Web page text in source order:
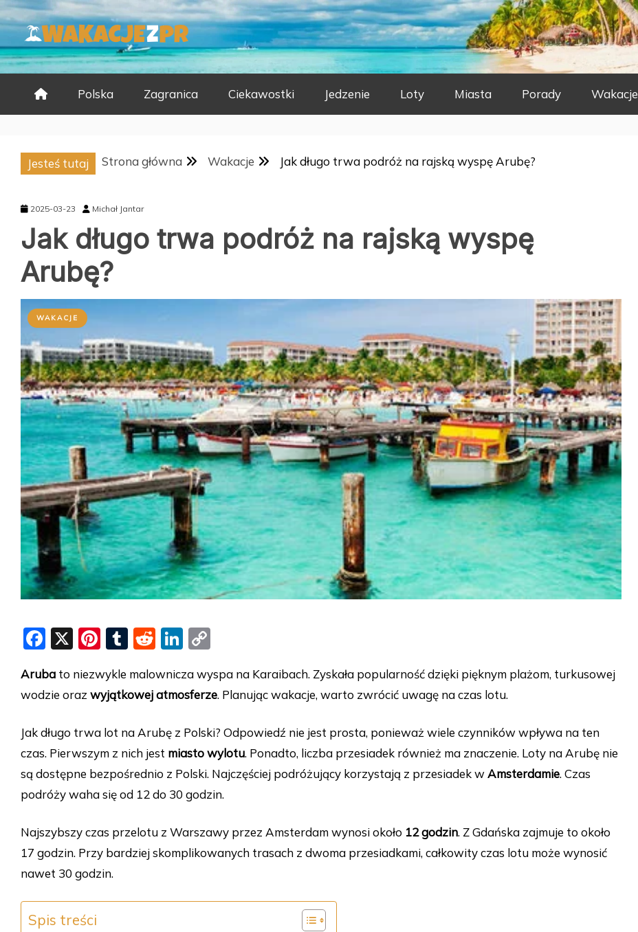
Skip
to
content
Polska Zagranica Ciekawostki Jedzenie Loty Miasta Porady Wakacje
Jesteś tutaj Strona główna Wakacje Jak długo trwa podróż na rajską wyspę Arubę?
2025-03-23 Michał Jantar
Jak długo trwa podróż na rajską wyspę
Arubę?
WAKACJE
F
c
e
b
o
o
k
X
Pi
er
e
st
T
m
bl
r
R
d
di
t
Li
k
e
dI
n
p
y
Li
n
k
Aruba to niezwykle malownicza wyspa na Karaibach. Zyskała popularność dzięki pięknym plażom, turkusowej
wodzie oraz wyjątkowej atmosferze. Planując wakacje, warto zwrócić uwagę na czas lotu.
Jak długo trwa lot na Arubę z Polski? Odpowiedź nie jest prosta, ponieważ wiele czynników wpływa na ten
czas. Pierwszym z nich jest miasto wylotu. Ponadto, liczba przesiadek również ma znaczenie. Loty na Arubę nie
są dostępne bezpośrednio z Polski. Najczęściej podróżujący korzystają z przesiadek wAmsterdamie. Czas
podróży waha się od 12 do 30 godzin.
Najszybszy czas przelotu z Warszawy przez Amsterdam wynosi około 12 godzin. Z Gdańska zajmuje to około
17 godzin. Przy bardziej skomplikowanych trasach z dwoma przesiadkami, całkowity czas lotu może wynosić
nawet 30 godzin.
Spis treści